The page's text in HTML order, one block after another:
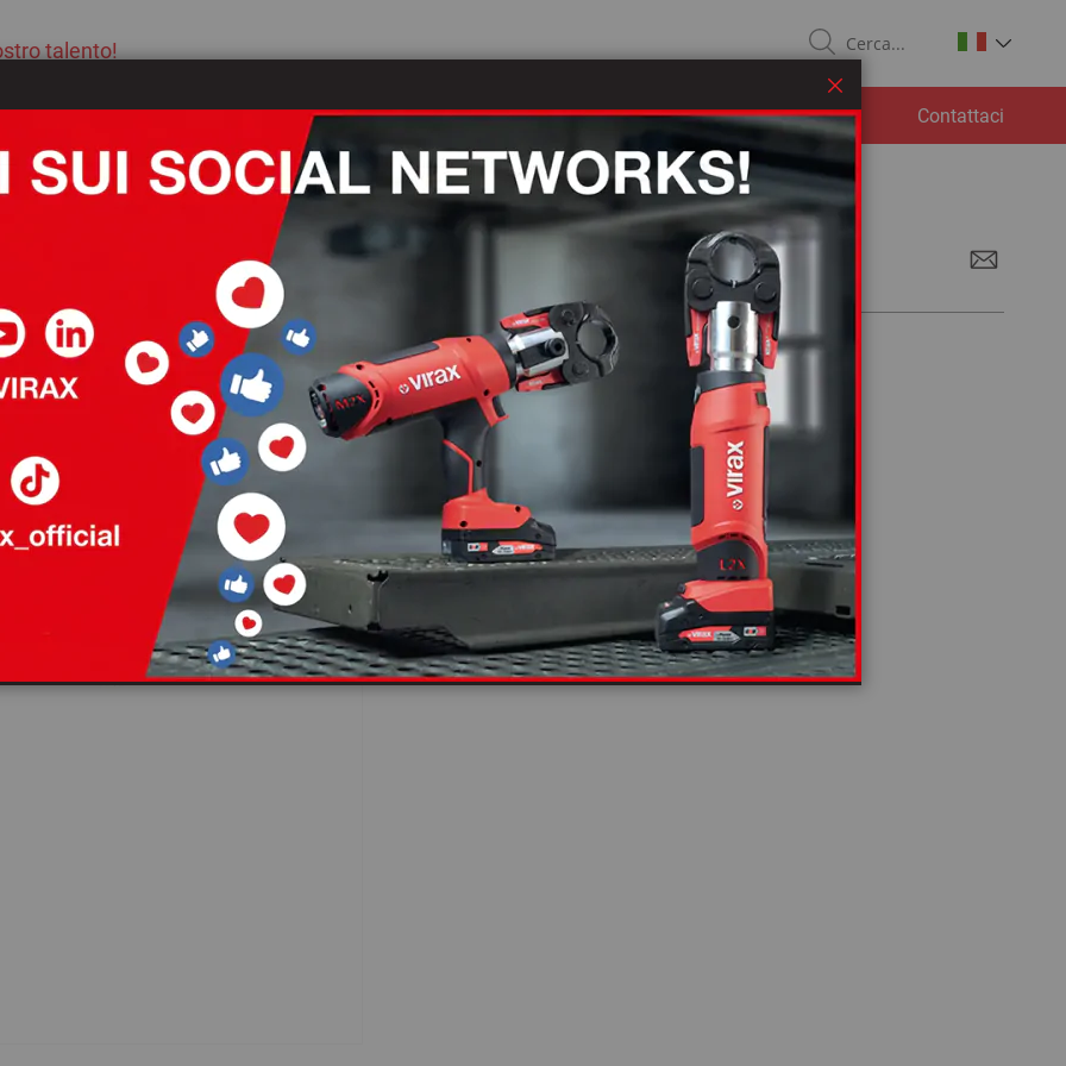
talento! Search
Attualità I nostri distributori Download Servizio post-vendita Contattaci
balestra 2501
2501 : Fiancata e controforma per curvatubi a
Stampa la scheda
Chiudi